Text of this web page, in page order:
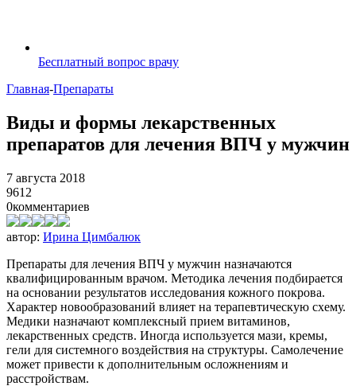
Бесплатный вопрос врачу
Главная-Препараты
Виды и формы лекарственных
препаратов для лечения ВПЧ у мужчин
7 августа 2018
9612
0комментариев
автор: Ирина Цимбалюк
Препараты для лечения ВПЧ у мужчин назначаются
квалифицированным врачом. Методика лечения подбирается
на основании результатов исследования кожного покрова.
Характер новообразований влияет на терапевтическую схему.
Медики назначают комплексный прием витаминов,
лекарственных средств. Иногда используется мази, кремы,
гели для системного воздействия на структуры. Самолечение
может привести к дополнительным осложнениям и
расстройствам.